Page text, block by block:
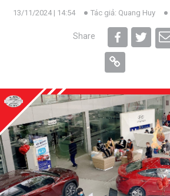
13/11/2024 | 14:54 Tác giả: Quang Huy
Share